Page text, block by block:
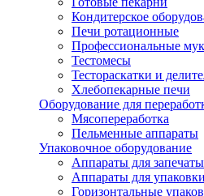
Кондитерское
Печи ротационные
Профессиональные
Тестомесы
Тестораскатки и
Хлебопекарные печи
Оборудование для
Мясопереработка
Пельменные аппараты
Упаковочное оборудование
Аппараты для
Аппараты для
Горизонтальные